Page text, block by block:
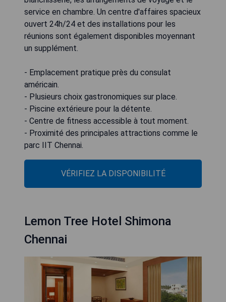
service en chambre. Un centre d'affaires spacieux
ouvert 24h/24 et des installations pour les
réunions sont également disponibles moyennant
un supplément.
- Emplacement pratique près du consulat
américain.
- Plusieurs choix gastronomiques sur place.
- Piscine extérieure pour la détente.
- Centre de fitness accessible à tout moment.
- Proximité des principales attractions comme le
parc IIT Chennai.
VÉRIFIEZ LA DISPONIBILITÉ
Lemon Tree Hotel Shimona
Chennai